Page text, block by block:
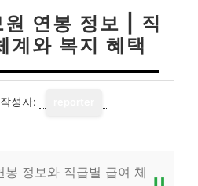
원 연봉 정보 | 직
계와 복지 혜택
작성자:
봉 정보와 직급별 급여 체